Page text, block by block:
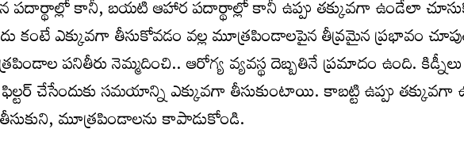
ప‌దార్థాల్లో కానీ, బ‌య‌టి ఆహార ప‌దార్థాల్లో కానీ ఉప్పు త‌క్కువ‌గా ఉండేలా
కంటే ఎక్కువ‌గా తీసుకోవ‌డం వ‌ల్ల మూత్ర‌పిండాల‌పైన తీవ్ర‌మైన ప్ర‌భావం
ప‌నితీరు నెమ్మ‌దించి.. ఆరోగ్య వ్య‌వ‌స్థ దెబ్బ‌తినే ప్ర‌మాదం ఉంది.
చేసేందుకు స‌మ‌యాన్ని ఎక్కువ‌గా తీసుకుంటాయి. కాబ‌ట్టి ఉప్పు త‌క్కువ‌గా
మూత్ర‌పిండాల‌ను కాపాడుకోండి.